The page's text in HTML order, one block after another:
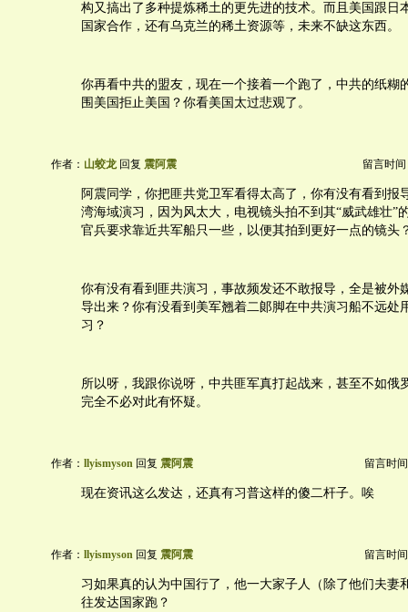
构又搞出了多种提炼稀土的更先进的技术。而且美国跟日
国家合作，还有乌克兰的稀土资源等，未来不缺这东西。
你再看中共的盟友，现在一个接着一个跑了，中共的纸糊
围美国拒止美国？你看美国太过悲观了。
作者： 山蛟龙回复 震阿震 留言时间
阿震同学，你把匪共党卫军看得太高了，你有没有看到报
湾海域演习，因为风太大，电视镜头拍不到其“威武雄壮”
官兵要求靠近共军船只一些，以便其拍到更好一点的镜头
你有没有看到匪共演习，事故频发还不敢报导，全是被外
导出来？你有没看到美军翘着二郞脚在中共演习船不远处
习？
所以呀，我跟你说呀，中共匪军真打起战来，甚至不如俄
完全不必对此有怀疑。
作者： llyismyson 回复 震阿震 留言时
现在资讯这么发达，还真有习普这样的傻二杆子。唉
作者： llyismyson 回复 震阿震 留言时
习如果真的认为中国行了，他一大家子人（除了他们夫妻
往发达国家跑？